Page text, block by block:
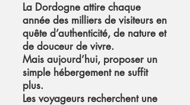
La Dordogne attire chaque
année des milliers de visiteurs en
quête d’authenticité, de nature et
de douceur de vivre.
Mais aujourd’hui, proposer un
simple hébergement ne suffit
plus.
Les voyageurs recherchent une